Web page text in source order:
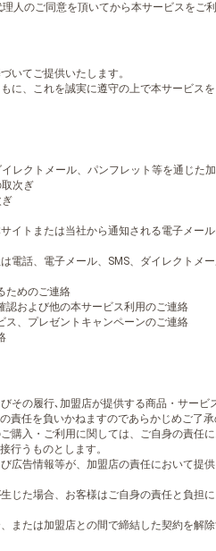
人のご同意を頂いてから本サービスをご利
いてご提供いたします。
に、これを誠実に遵守の上で本サービス
レクトメール、パンフレット等を通じた
取次ぎ
ぎ
イトまたは当社から通知される電子メー
電話、電子メール、SMS、ダイレクトメ
ためのご連絡
認および他の本サービス利用のご連絡
ス、プレゼントキャンペーンのご連絡
その履行､加盟店が提供する商品・サー
任を負いかねますのであらかじめご了承
購入・ご利用に関しては、ご自身の責
行うものとします。
広告情報等が、加盟店の責任において
じた場合、お客様はご自身の責任と負
または加盟店との間で締結した契約を解